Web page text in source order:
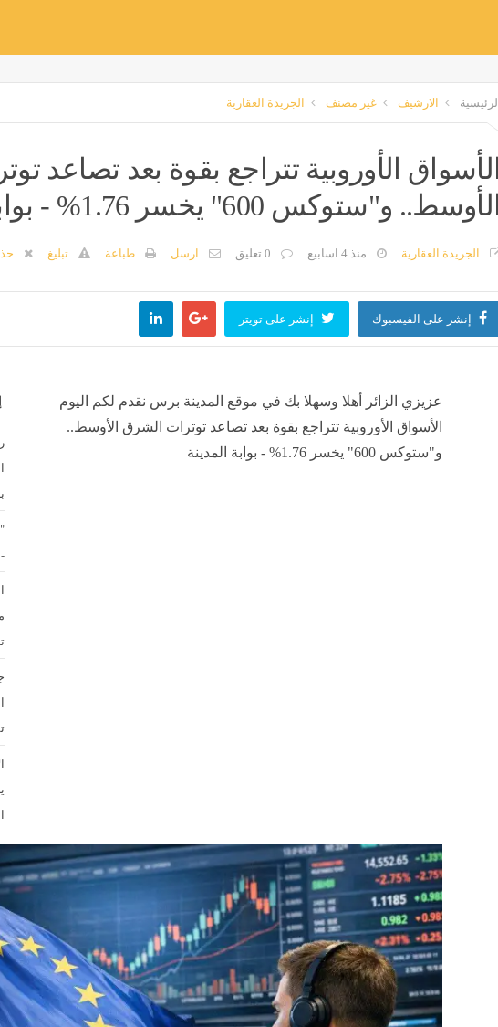
الرئيسية الارشيف غير مصنف الجريدة العقارية
الأسواق الأوروبية تتراجع بقوة بعد تصاعد
الأوسط.. و"ستوكس 600" يخسر 1.76% - بوابة المدينة
الجريدة العقارية منذ 4 اسابيع 0 تعليق ارسل طباعة تبليغ
إنشر على الفيسبوك إنشر على تويتر
عزيزي الزائر أهلا وسهلا بك في موقع المدينة برس نقدم لكم اليوم
الأسواق الأوروبية تتراجع بقوة بعد تصاعد توترات الشرق الأوسط..
و"ستوكس 600" يخسر 1.76% - بوابة المدينة